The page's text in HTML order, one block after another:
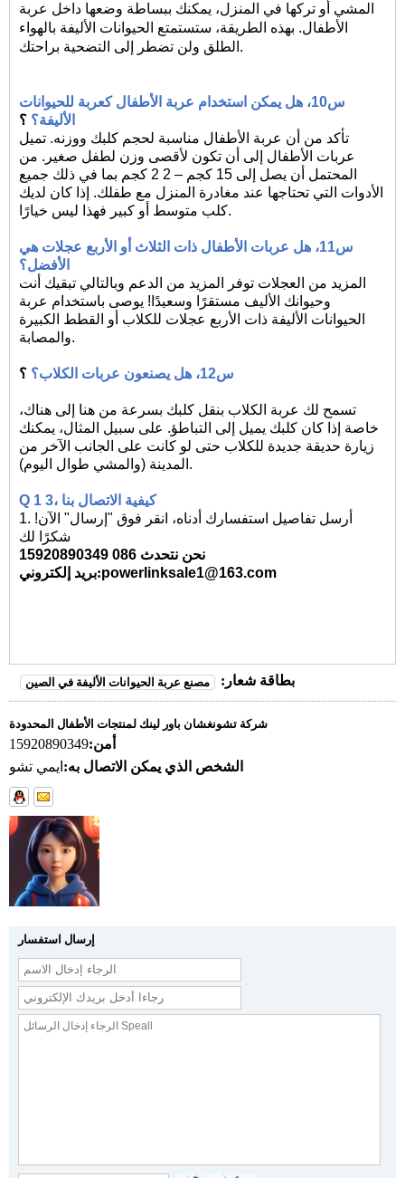
المشي أو تركها في المنزل، يمكنك ببساطة وضعها داخل عربة
الأطفال. بهذه الطريقة، ستستمتع الحيوانات الأليفة بالهواء
الطلق ولن تضطر إلى التضحية براحتك.
س10،
هل يمكن استخدام عربة الأطفال كعربة للحيوانات
الأليفة؟ ؟
تأكد من أن عربة الأطفال مناسبة لحجم كلبك ووزنه. تميل
عربات الأطفال إلى أن تكون لأقصى وزن لطفل صغير. من
المحتمل أن يصل إلى 15 كجم – 2
2 كجم بما في ذلك جميع
الأدوات التي تحتاجها عند مغادرة المنزل مع طفلك. إذا كان لديك
كلب متوسط ​​أو كبير فهذا ليس خيارًا.
س11،
هل عربات الأطفال ذات الثلاث أو الأربع عجلات هي
الأفضل؟
المزيد من العجلات توفر المزيد من الدعم وبالتالي تبقيك أنت
وحيوانك الأليف مستقرًا وسعيدًا! يوصى باستخدام عربة
الحيوانات الأليفة ذات الأربع عجلات للكلاب أو القطط الكبيرة
والمصابة.
س12، هل يصنعون عربات الكلاب؟ ؟
تسمح لك عربة الكلاب بنقل كلبك بسرعة من هنا إلى هناك،
خاصة إذا كان كلبك يميل إلى التباطؤ. على سبيل المثال، يمكنك
زيارة حديقة جديدة للكلاب حتى لو كانت على الجانب الآخر من
المدينة (والمشي طوال اليوم).
Q 1 3، كيفية الاتصال بنا
1. أرسل تفاصيل استفسارك أدناه، انقر فوق "إرسال" الآن!
شكرًا لك
نحن نتحدث 086 15920890349
بريد إلكتروني:powerlinksale1@163.com
بطاقة شعار: مصنع عربة الحيوانات الأليفة في الصين
شركة تشونغشان باور لينك لمنتجات الأطفال المحدودة
أمن:15920890349
الشخص الذي يمكن الاتصال به: ايمي تشو
إرسال استفسار